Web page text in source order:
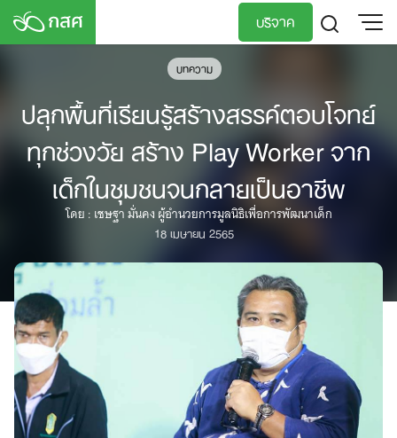
Skip
บริจาค
บทความ
ปลุกพื้นที่เรียนรู้สร้างสรรค์ตอบโจทย์
ทุกช่วงวัย สร้าง Play Worker จาก
เด็กในชุมชนจนกลายเป็นอาชีพ
โดย : เชษฐา มั่นคง ผู้อำนวยการมูลนิธิเพื่อการพัฒนาเด็ก
18 เมษายน 2565